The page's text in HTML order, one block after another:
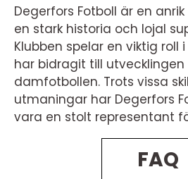
Degerfors Fotboll är en
en stark historia och lojal
Klubben spelar en viktig roll
har bidragit till
damfotbollen. Trots vissa
utmaningar har Degerfors
vara en stolt representant
FAQ